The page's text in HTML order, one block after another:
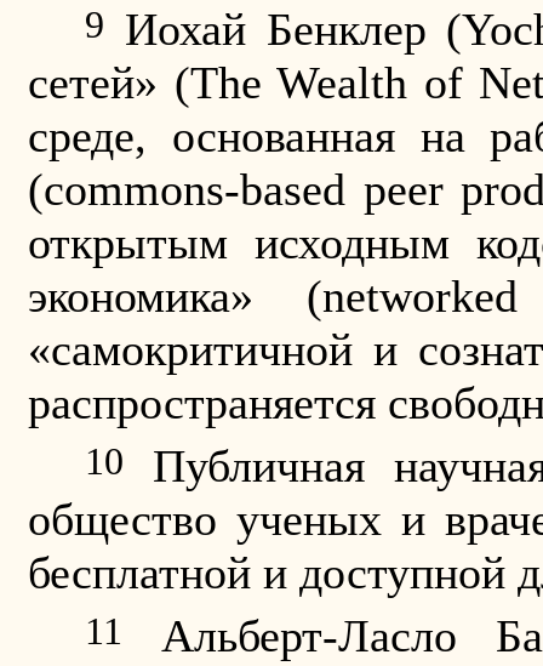
9 Иохай Бенклер (
сетей» (The Wealth of
среде, основанная на
(commons-based peer
открытым исходным
экономика» (networked
«самокритичной и
распространяется
10
Публичная
общество ученых и
бесплатной и доступной
11
Альберт-Ласло